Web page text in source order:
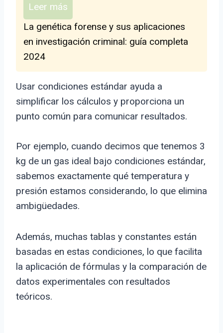
Leer más
La genética forense y sus aplicaciones
en investigación criminal: guía completa
2024
Usar condiciones estándar ayuda a
simplificar los cálculos y proporciona un
punto común para comunicar resultados.
Por ejemplo, cuando decimos que tenemos 3
kg de un gas ideal bajo condiciones estándar,
sabemos exactamente qué temperatura y
presión estamos considerando, lo que elimina
ambigüedades.
Además, muchas tablas y constantes están
basadas en estas condiciones, lo que facilita
la aplicación de fórmulas y la comparación de
datos experimentales con resultados
teóricos.